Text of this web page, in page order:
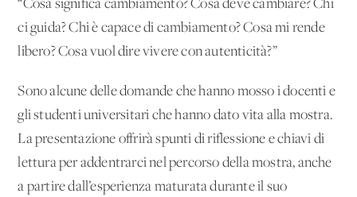
“Cosa significa cambiamento? Cosa deve cambiare? Chi
ci guida? Chi è capace di cambiamento? Cosa mi rende
libero? Cosa vuol dire vivere con autenticità?”
Sono alcune delle domande che hanno mosso i docenti e
gli studenti universitari che hanno dato vita alla mostra.
La presentazione offrirà spunti di riflessione e chiavi di
lettura per addentrarci nel percorso della mostra, anche
a partire dall’esperienza maturata durante il suo